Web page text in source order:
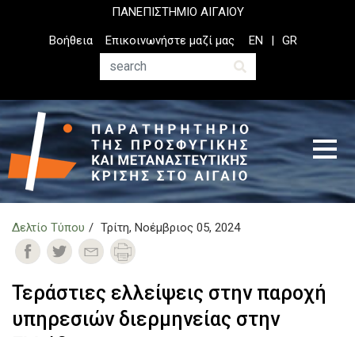
ΠΑΝΕΠΙΣΤΗΜΙΟ ΑΙΓΑΙΟΥ
Top
Header
Βοήθεια
Επικοινωνήστε μαζί μας
Αναζήτηση
EN GR
Δελτίο Τύπου Τρίτη, Νοέμβριος 05, 2024
Τεράστιες ελλείψεις στην παροχή
υπηρεσιών διερμηνείας στην